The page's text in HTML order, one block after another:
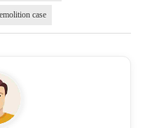
case